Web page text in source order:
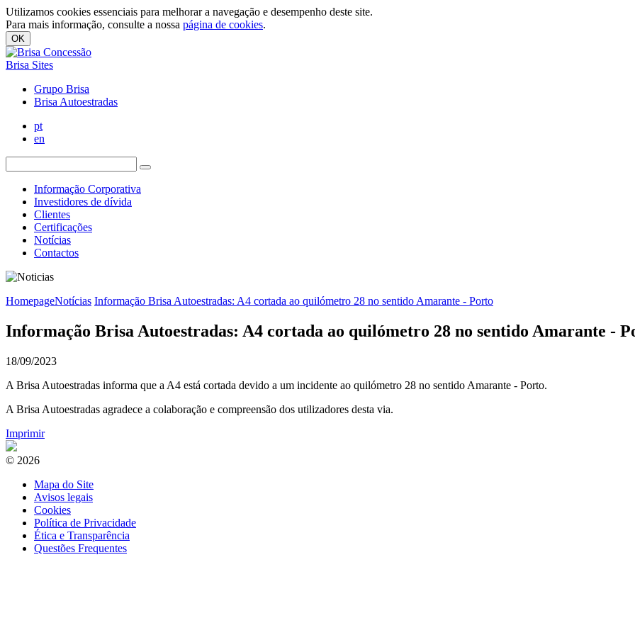
Utilizamos cookies essenciais para melhorar a navegação e desempenho deste site.
Para mais informação, consulte a nossa página de cookies.
OK
Brisa Sites
Grupo Brisa
Brisa Autoestradas
pt
en
Informação Corporativa
Investidores de dívida
Clientes
Certificações
Notícias
Contactos
HomepageNotícias Informação Brisa Autoestradas: A4 cortada ao quilómetro 28 no sentido Amarante - Porto
Informação Brisa Autoestradas: A4 cortada ao quilómetro 28 no sentido Amarante -
18/09/2023
A Brisa Autoestradas informa que a A4 está cortada devido a um incidente ao quilómetro 28 no sentido Amarante - Porto.
A Brisa Autoestradas agradece a colaboração e compreensão dos utilizadores desta via.
Imprimir
© 2026
Mapa do Site
Avisos legais
Cookies
Política de Privacidade
Ética e Transparência
Questões Frequentes